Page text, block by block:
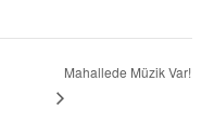
Mahallede Müzik Var!